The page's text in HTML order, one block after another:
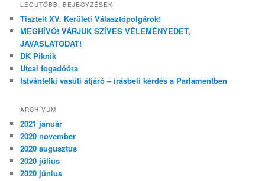
LEGUTÓBBI BEJEGYZÉSEK
Tisztelt XV. Kerületi Választópolgárok!
MEGHÍVÓ! VÁRJUK SZÍVES VÉLEMÉNYEDET,
JAVASLATODAT!
DK Piknik
Utcai fogadóóra
Istvántelki vasúti átjáró – írásbeli kérdés a Parlamentben
ARCHÍVUM
2021 január
2020 november
2020 augusztus
2020 július
2020 június